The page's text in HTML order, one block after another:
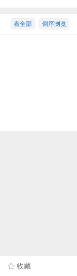
倒序浏览
看全部
收藏